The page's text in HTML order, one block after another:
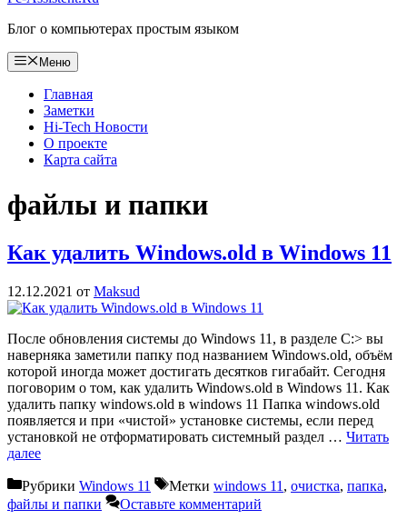
Блог о компьютерах простым языком
Меню
Главная
Заметки
Hi-Tech Новости
О проекте
Карта сайта
файлы и папки
Как удалить Windows.old в Windows 11
12.12.2021 от Maksud
После обновления системы до Windows 11, в разделе С:> вы
наверняка заметили папку под названием Windows.old, объём
которой иногда может достигать десятков гигабайт. Сегодня
поговорим о том, как удалить Windows.old в Windows 11. Как
удалить папку windows.old в windows 11 Папка windows.old
появляется и при «чистой» установке системы, если перед
установкой не отформатировать системный раздел … Читать
далее
Рубрики Windows 11 Метки windows 11 , очистка, папка,
файлы и папки
Оставьте комментарий